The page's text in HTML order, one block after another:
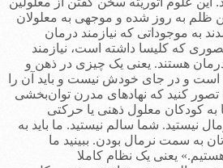
ظلم به روز شده و موجهی به معلولان
به موجوداتی که نیازمند درمان
که کلیسا داشته است، نیازمند
درمان هستند. یعنی یک چیزی در ذهن و
و در جای خودش نیست و باید آن را
کنید که نهادهای مدرن توان‌بخشی
به کودکان معلول ذهنی یا حرکتی
نیستید. شما سالم نیستید. ما باید به
به سمت نرمال بودن. ببینید ما
یعنی یک نظام کاملا